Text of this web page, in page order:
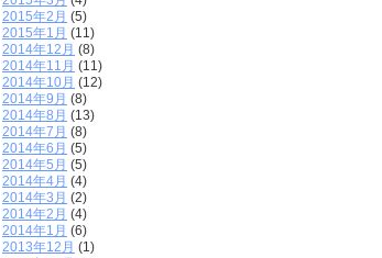
2015年2月 (5)
2015年1月 (11)
2014年12月 (8)
2014年11月 (11)
2014年10月 (12)
2014年9月 (8)
2014年8月 (13)
2014年7月 (8)
2014年6月 (5)
2014年5月 (5)
2014年4月 (4)
2014年3月 (2)
2014年2月 (4)
2014年1月 (6)
2013年12月 (1)